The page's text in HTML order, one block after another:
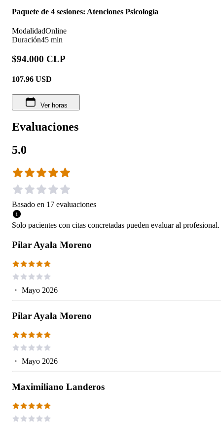
Paquete de 4 sesiones: Atenciones Psicología
ModalidadOnline
Duración45 min
$94.000 CLP
107.96 USD
Ver horas
Evaluaciones
5.0
Basado en 17 evaluaciones
Solo pacientes con citas concretadas pueden evaluar al profesional.
Pilar Ayala Moreno
・ Mayo 2026
Pilar Ayala Moreno
・ Mayo 2026
Maximiliano Landeros